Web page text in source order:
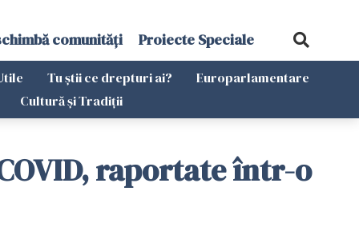
comunități Proiecte Speciale
Tu știi ce drepturi ai?
Europarlamentare
Cultură și Tradiții
raportate într-o